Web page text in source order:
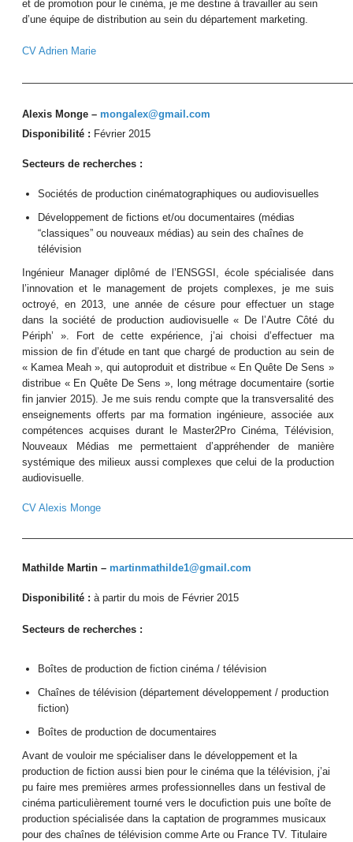
et de promotion pour le cinéma, je me destine à travailler au sein
d’une équipe de distribution au sein du département marketing.
CV Adrien Marie
Alexis Monge –mongalex@gmail.com
Disponibilité : Février 2015
Secteurs de recherches :
Sociétés de production cinématographiques ou audiovisuelles
Développement de fictions et/ou documentaires (médias
“classiques” ou nouveaux médias) au sein des chaînes de
télévision
Ingénieur Manager diplômé de l’ENSGSI, école spécialisée dans
l’innovation et le management de projets complexes, je me suis
octroyé, en 2013, une année de césure pour effectuer un stage
dans la société de production audiovisuelle « De l’Autre Côté du
Périph’ ». Fort de cette expérience, j’ai choisi d’effectuer ma
mission de fin d’étude en tant que chargé de production au sein de
« Kamea Meah », qui autoproduit et distribue « En Quête De Sens »
distribue « En Quête De Sens », long métrage documentaire (sortie
fin janvier 2015). Je me suis rendu compte que la transversalité des
enseignements offerts par ma formation ingénieure, associée aux
compétences acquises durant le Master2Pro Cinéma, Télévision,
Nouveaux Médias me permettaient d’appréhender de manière
systémique des milieux aussi complexes que celui de la production
audiovisuelle.
CV Alexis Monge
Mathilde Martin –martinmathilde1@gmail.com
Disponibilité : à partir du mois de Février 2015
Secteurs de recherches :
Boîtes de production de fiction cinéma / télévision
Chaînes de télévision (département développement / production
fiction)
Boîtes de production de documentaires
Avant de vouloir me spécialiser dans le développement et la
production de fiction aussi bien pour le cinéma que la télévision, j’ai
pu faire mes premières armes professionnelles dans un festival de
cinéma particulièrement tourné vers le docufiction puis une boîte de
production spécialisée dans la captation de programmes musicaux
pour des chaînes de télévision comme Arte ou France TV. Titulaire